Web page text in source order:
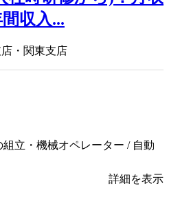
収入...
・関東支店
立・機械オペレーター / 自動
詳細を表示